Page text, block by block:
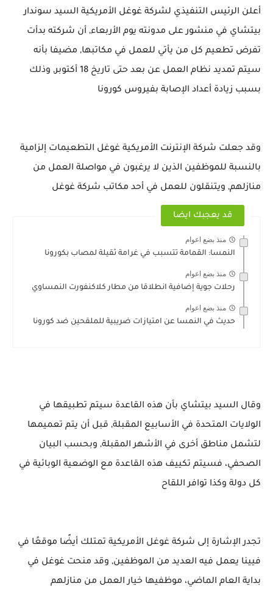
أعلن الرئيس التنفيذي لشركة غوغل الأمريكية السيد سوندار
بيتشاي في منشور على مدونته يوم الأربعاء, أن شركته بدأت
تفرض تطعيم كل من يأتي للعمل في مكاتبها, مضيفا بأنه
سيتم تمديد نظام العمل عن بعد حتى تاريخ 18 أكتوبر, وذلك
بسبب زيادة أعداد الإصابة بفيروس كورونا
وقد جعلت شركة الإنترنت الأمريكية غوغل التطعيمات إلزامية
بالنسبة للموظفين الذين لا يرغبون في مواصلة العمل من
منازلهم, ويتنقلون للعمل في أحد مكاتب شركة غوغل
قد يعجبك ايضا
منذ بضع اعوام
النمسا: القمامة تتسبب في غرامة ثقيلة لمصاب بكورونا
منذ بضع اعوام
رحلات جوية إضافية انطلاقا من مطار كلاكنفورت النمساوي
منذ بضع اعوام
حديث في النمسا عن امتيازات ضريبية للملقحين ضد كورونا
وقال السيد بيتشاي بأن هذه القاعدة سيتم تطبيقها في
الولايات المتحدة في الأسابيع المقبلة, قبل أن يتم تعميمها
لتشمل مناطق أخرى في الأشهر المقبلة, وبحسب البيان
الصحفي، فسيتم تكييف هذه القاعدة مع الوضعية الوبائية في
كل دولة وكذا توافر اللقاح
تجدر الإشارة إلى شركة غوغل الأمريكية تمتلك أيضًا موقعًا في
فيينا يعمل فيه العديد من الموظفين, وقد منحت غوغل في
بداية العام الماضي، موظفيها خيار العمل من منازلهم